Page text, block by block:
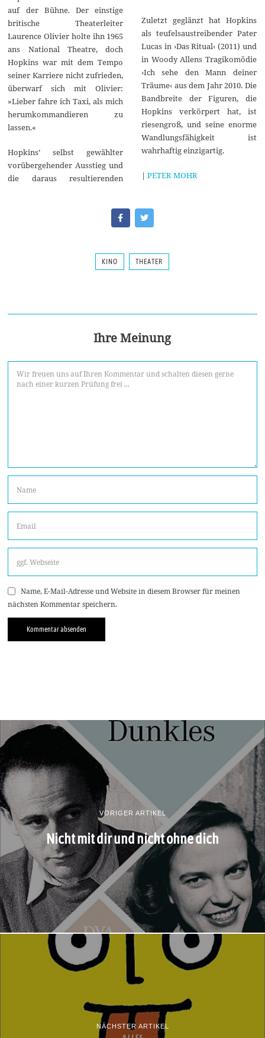
auf der Bühne. Der einstige
britische Theaterleiter
Laurence Olivier holte ihn 1965
ans National Theatre, doch
Hopkins war mit dem Tempo
seiner Karriere nicht zufrieden,
überwarf sich mit Olivier:
»Lieber fahre ich Taxi, als mich
herumkommandieren zu
lassen.«
Hopkins’ selbst gewählter
vorübergehender Ausstieg und
die daraus resultierenden
Zuletzt geglänzt hat Hopkins
als teufelsaustreibender Pater
Lucas in ›Das Ritual‹ (2011) und
in Woody Allens Tragikomödie
›Ich sehe den Mann deiner
Träume‹ aus dem Jahr 2010. Die
Bandbreite der Figuren, die
Hopkins verkörpert hat, ist
riesengroß, und seine enorme
Wandlungsfähigkeit ist
wahrhaftig einzigartig.
| PETER MOHR
KINO THEATER
Ihre Meinung
Name, E-Mail-Adresse und Website in diesem Browser für meinen
nächsten Kommentar speichern.
VORIGER ARTIKEL
Nicht mit dir und nicht ohne dich
NÄCHSTER ARTIKEL